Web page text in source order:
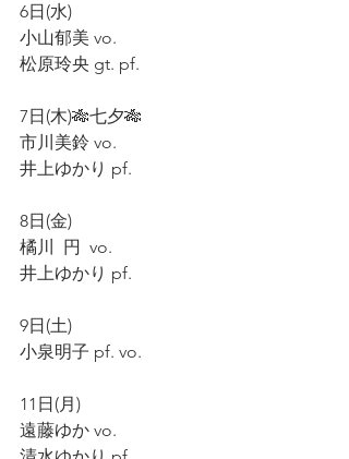
6日(水)
小山郁美 vo.
松原玲央 gt. pf.
7日(木)🎋七夕🎋
市川美鈴 vo.
井上ゆかり pf.
8日(金)
橘川  円  vo.
井上ゆかり pf.
9日(土)
小泉明子 pf. vo.
11日(月)
遠藤ゆか vo.